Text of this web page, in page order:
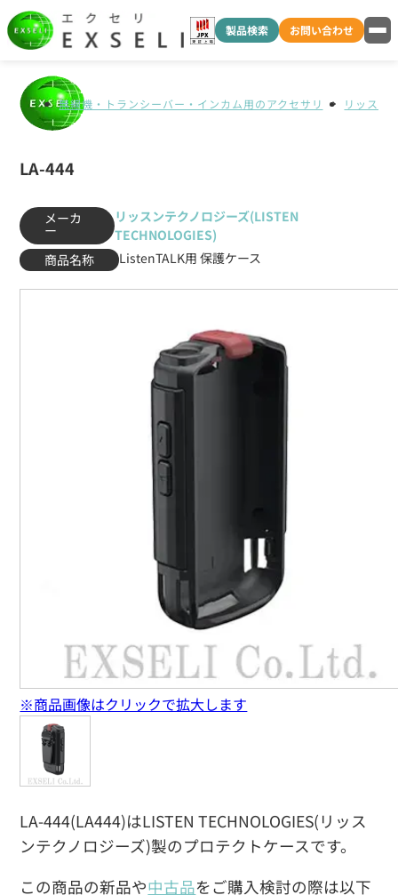
製品検索 お問い合わせ
無線機・トランシーバー・インカム用のアクセサリ リッスン
LA-444
メーカ
ー
リッスンテクノロジーズ(LISTEN
TECHNOLOGIES)
商品名称
ListenTALK用 保護ケース
LA-444(LA444)はLISTEN TECHNOLOGIES(リッス
ンテクノロジーズ)製のプロテクトケースです。
この商品の新品や中古品をご購入検討の際は以下
※商品画像はクリックで拡大します